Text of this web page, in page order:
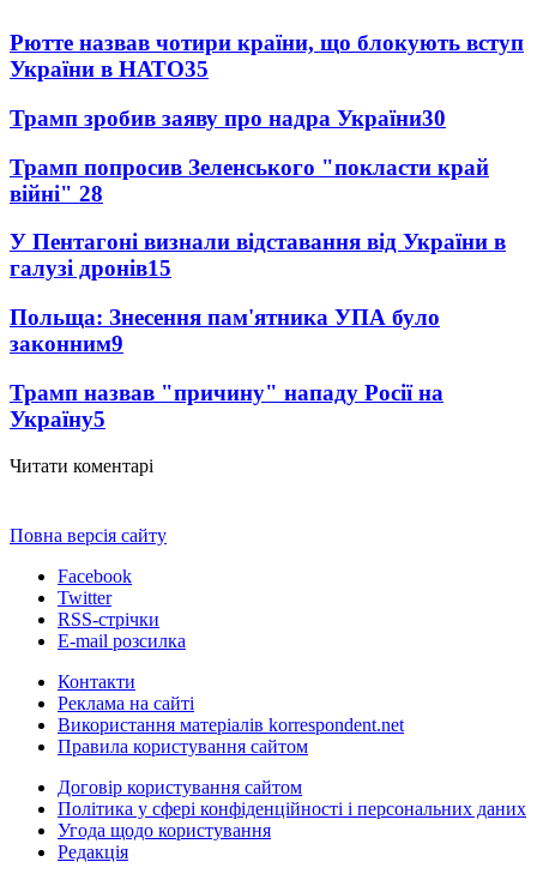
Рютте назвав чотири країни, що блокують вступ
України в НАТО35
Трамп зробив заяву про надра України30
Трамп попросив Зеленського "покласти край
війні" 28
У Пентагоні визнали відставання від України в
галузі дронів15
Польща: Знесення пам'ятника УПА було
законним9
Трамп назвав "причину" нападу Росії на
Україну5
Читати коментарі
Повна версія сайту
Facebook
Twitter
RSS-стрічки
E-mail розсилка
Контакти
Реклама на сайті
Використання матеріалів korrespondent.net
Правила користування сайтом
Договір користування сайтом
Політика у сфері конфіденційності і персональних даних
Угода щодо користування
Редакція